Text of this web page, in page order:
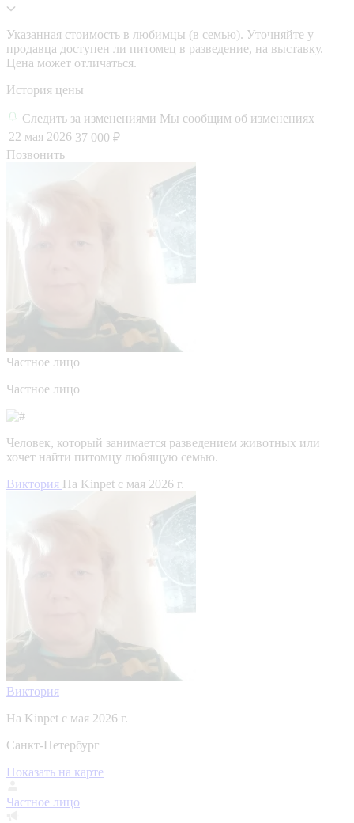
Указанная стоимость в любимцы (в семью). Уточняйте у
продавца доступен ли питомец в разведение, на выставку.
Цена может отличаться.
История цены
Следить за изменениями Мы сообщим об изменениях
22 мая 2026 37 000 ₽
Позвонить
Частное лицо
Частное лицо
Человек, который занимается разведением животных или
хочет найти питомцу любящую семью.
Виктория На Kinpet c мая 2026 г.
Виктория
На Kinpet c мая 2026 г.
Санкт-Петербург
Показать на карте
Частное лицо